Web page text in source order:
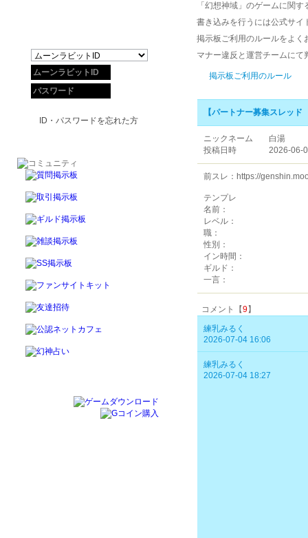
「幻想神域」のゲームに関
書き込みを行うには公式サイ
掲示板ご利用のルールをよ
マナー違反と運営チームに
掲示板ご利用のルール
【パートナー募集スレッ
ニックネーム
白湯
投稿日時
2026-06-
前スレ：https://
テンプレ
名前：
レベル：
職：
性別：
イン時間：
ギルド：
一言：
コメント【9】
練乳みるく
2026-07-04 16:06
練乳みるく
2026-07-04 18:27
ID・パスワードを忘れた方